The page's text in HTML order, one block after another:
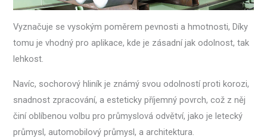
Vyznačuje se vysokým poměrem pevnosti a hmotnosti, Díky
tomu je vhodný pro aplikace, kde je zásadní jak odolnost, tak
lehkost.
Navíc, sochorový hliník je známý svou odolností proti korozi,
snadnost zpracování, a esteticky příjemný povrch, což z něj
činí oblíbenou volbu pro průmyslová odvětví, jako je letecký
průmysl, automobilový průmysl, a architektura.